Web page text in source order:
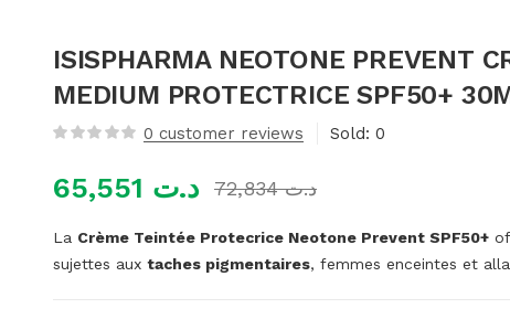
ISISPHARMA NEOTONE PREVENT
MEDIUM PROTECTRICE SPF50+
0 customer reviews Sold: 0
د.ت د.ت72,834
La Crème Teintée Protecrice Neotone Prevent SPF50+
sujettes aux taches pigmentaires, femmes enceintes et